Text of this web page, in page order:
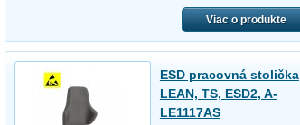
Viac o produkte
ESD pracovná stolička
LEAN, TS, ESD2, A-
LE1117AS